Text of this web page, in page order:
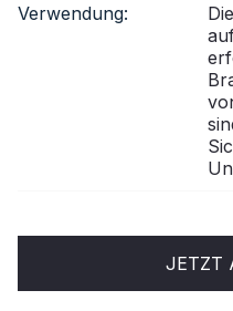
Verwendung:
JETZT